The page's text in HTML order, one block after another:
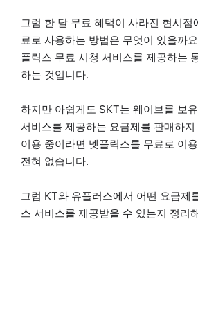
그럼 한 달 무료 혜택이 사라진 현시점
료로 사용하는 방법은 무엇이 있을까
플릭스 무료 시청 서비스를 제공하는
하는 것입니다.
하지만 아쉽게도 SKT는 웨이브를 보
서비스를 제공하는 요금제를 판매하
이용 중이라면 넷플릭스를 무료로 이
전혀 없습니다.
그럼 KT와 유플러스에서 어떤 요금제
스 서비스를 제공받을 수 있는지 정리